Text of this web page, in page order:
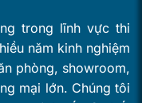
trong lĩnh vực thi
năm kinh nghiệm
phòng, showroom,
mại lớn. Chúng tôi